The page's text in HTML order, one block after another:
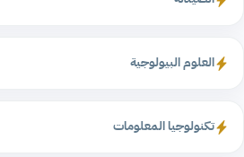
العلوم البيولوجية
تكنولوجيا المعلومات